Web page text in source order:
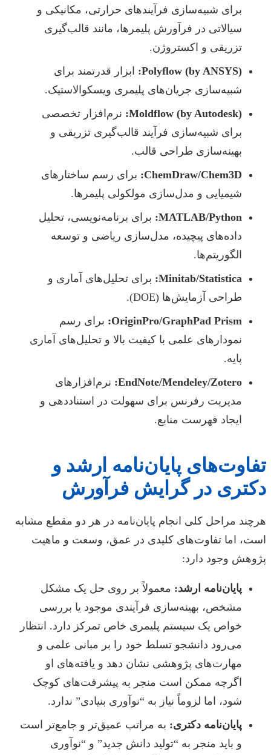
برای شبیه‌سازی فرآیندهای حرارتی، مکانیکی و
سیالاتی در فرآورش پلیمرها، مانند قالب‌گیری
تزریقی و اکستروژن.
Polyflow (by ANSYS):
ابزار قدرتمند برای
شبیه‌سازی جریان‌های پلیمری ویسکوالاستیک.
Moldflow (by Autodesk): نرم‌افزار تخصصی
برای شبیه‌سازی فرآیند قالب‌گیری تزریقی و
بهینه‌سازی طراحی قالب.
ChemDraw/Chem3D:
برای رسم ساختارهای
شیمیایی و مدل‌سازی مولکولی پلیمرها.
MATLAB/Python: برای برنامه‌نویسی، تحلیل
داده‌های پیچیده، مدل‌سازی ریاضی و توسعه
الگوریتم‌ها.
Minitab/Statistica: برای تحلیل‌های آماری و
طراحی آزمایش‌ها (DOE).
OriginPro/GraphPad Prism:
برای رسم
نمودارهای علمی با کیفیت بالا و تحلیل‌های آماری
پایه.
EndNote/Mendeley/Zotero: نرم‌افزارهای
مدیریت رفرنس برای سهولت در استناددهی و
ایجاد فهرست منابع.
تفاوت‌های پایان‌نامه ارشد و
دکتری در گرایش فرآورش
هرچند مراحل کلی انجام پایان‌نامه در هر دو مقطع مشابه
است، اما تفاوت‌های کلیدی در عمق، وسعت و ماهیت
پژوهش وجود دارد:
پایان‌نامه ارشد: معمولاً بر روی حل یک مشکل
مشخص، بهینه‌سازی فرآیندی موجود یا بررسی
خواص یک سیستم پلیمری خاص تمرکز دارد. انتظار
می‌رود دانشجو تسلط خود را بر مبانی علمی و
مهارت‌های پژوهشی نشان دهد و یافته‌های او
اگرچه ممکن است منجر به پیشرفت‌های کوچک
شود، اما لزوماً نیاز به “نوآوری بنیادی” ندارد.
پایان‌نامه دکتری: به مراتب عمیق‌تر و جامع‌تر است
و باید منجر به “تولید دانش جدید” و “نوآوری